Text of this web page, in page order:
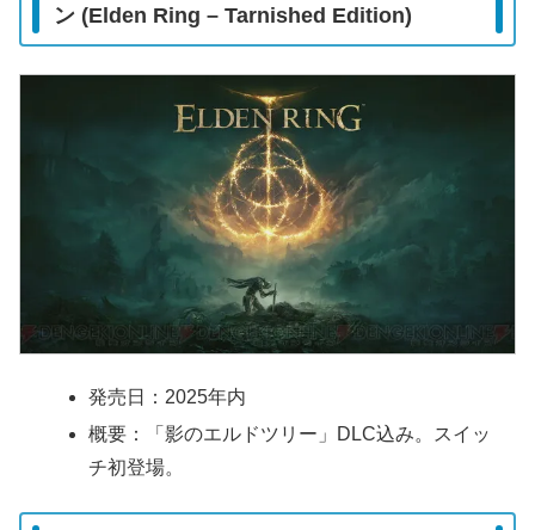
ン (Elden Ring – Tarnished Edition)
発売日：2025年内
概要：「影のエルドツリー」DLC込み。スイッ
チ初登場。